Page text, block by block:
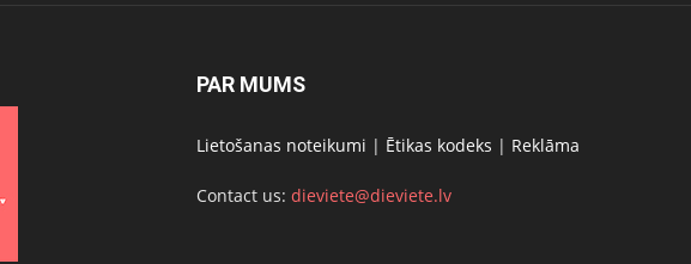
PAR MUMS
Lietošanas noteikumi | Ētikas kodeks | Reklāma
Contact us: dieviete@dieviete.lv